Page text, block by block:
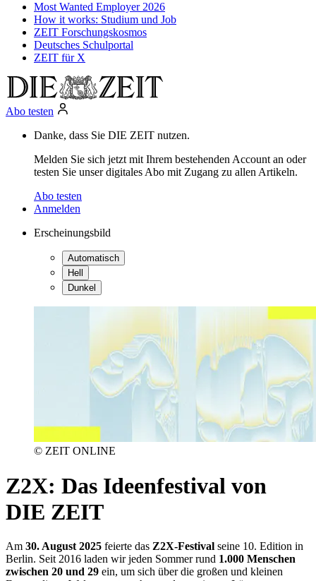
Most Wanted Employer 2026
How it works: Studium und Job
ZEIT Forschungskosmos
Deutsches Schulportal
ZEIT für X
Abo testen
Danke, dass Sie DIE ZEIT nutzen.
Melden Sie sich jetzt mit Ihrem bestehenden Account an oder
testen Sie unser digitales Abo mit Zugang zu allen Artikeln.
Abo testen
Anmelden
Erscheinungsbild
Automatisch
Hell
Dunkel
© ZEIT ONLINE
Z2X: Das Ideenfestival von
DIE ZEIT
Am 30. August 2025 feierte das Z2X-Festival seine 10. Edition in
Berlin. Seit 2016 laden wir jeden Sommer rund 1.000 Menschen
zwischen 20 und 29 ein, um sich über die großen und kleinen